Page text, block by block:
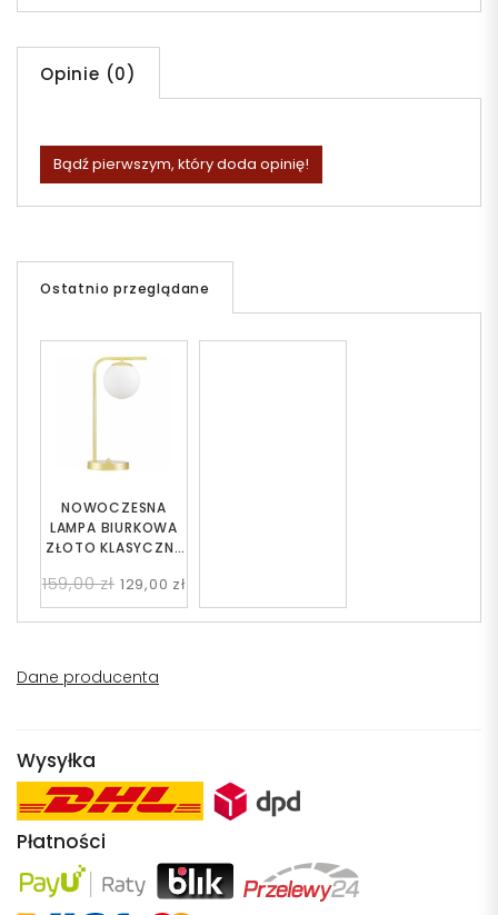
Opinie (0)
Bądź pierwszym, który doda opinię!
Ostatnio przeglądane
NOWOCZESNA
LAMPA BIURKOWA
ZŁOTO KLASYCZNE
159,00 zł 129,00 zł
Dane producenta
Wysyłka
Płatności